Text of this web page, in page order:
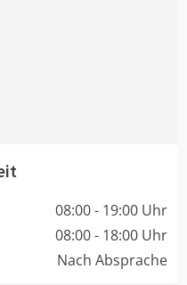
08:00 - 19:00 Uhr
08:00 - 18:00 Uhr
Nach Absprache